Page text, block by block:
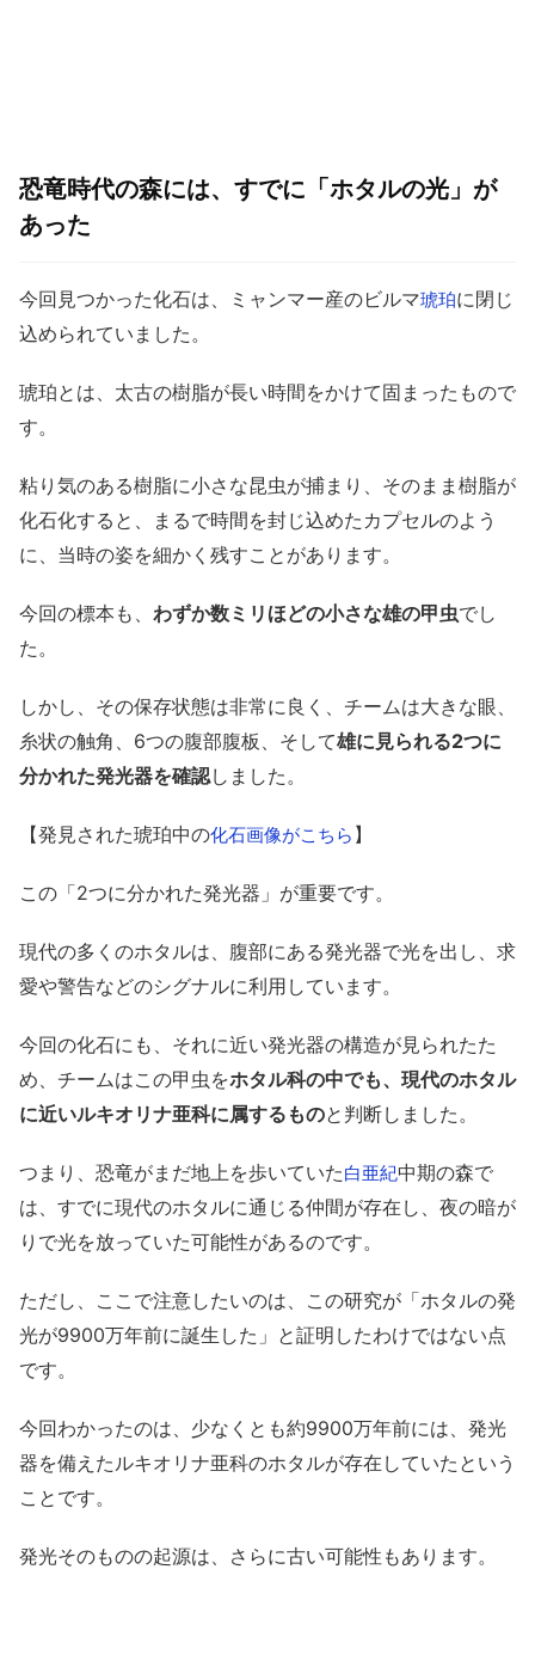
恐竜時代の森には、すでに「ホタルの光」が
あった
今回見つかった化石は、ミャンマー産のビルマ琥珀に閉じ
込められていました。
琥珀とは、太古の樹脂が長い時間をかけて固まったもので
す。
粘り気のある樹脂に小さな昆虫が捕まり、そのまま樹脂が
化石化すると、まるで時間を封じ込めたカプセルのよう
に、当時の姿を細かく残すことがあります。
今回の標本も、 わずか数ミリほどの小さな雄の甲虫でし
た。
しかし、その保存状態は非常に良く、チームは大きな眼、
糸状の触角、6つの腹部腹板、そして雄に見られる2つに
分かれた発光器を確認しました。
【発見された琥珀中の化石画像がこちら 】
この「2つに分かれた発光器」が重要です。
現代の多くのホタルは、腹部にある発光器で光を出し、求
愛や警告などのシグナルに利用しています。
今回の化石にも、それに近い発光器の構造が見られたた
め、チームはこの甲虫をホタル科の中でも、現代のホタル
に近いルキオリナ亜科に属するものと判断しました。
つまり、恐竜がまだ地上を歩いていた白亜紀中期の森で
は、すでに現代のホタルに通じる仲間が存在し、夜の暗が
りで光を放っていた可能性があるのです。
ただし、ここで注意したいのは、この研究が「ホタルの発
光が9900万年前に誕生した」と証明したわけではない点
です。
今回わかったのは、少なくとも約9900万年前には、発光
器を備えたルキオリナ亜科のホタルが存在していたという
ことです。
発光そのものの起源は、さらに古い可能性もあります。